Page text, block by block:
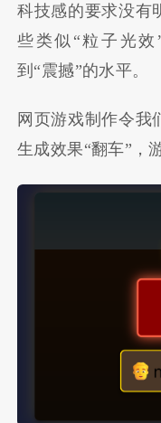
科技感的要求没有
些类似“粒子光
到“震撼”的水平。
网页游戏制作令我
生成效果“翻车”，